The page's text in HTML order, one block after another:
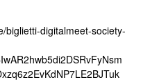
biglietti-digitalmeet-society-